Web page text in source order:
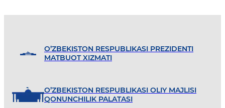
O’ZBEKISTON RESPUBLIKASI PREZIDENTI
MATBUOT XIZMATI
O’ZBEKISTON RESPUBLIKASI OLIY MAJLISI
QONUNCHILIK PALATASI